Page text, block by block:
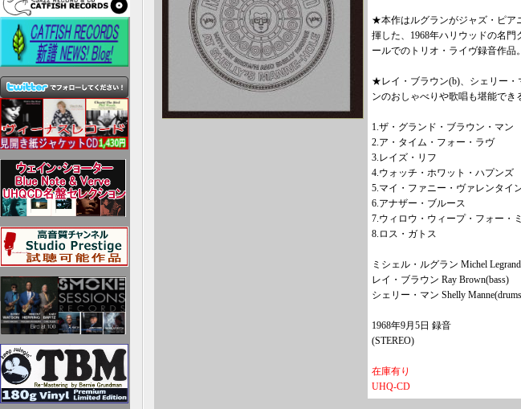
★本作はルグランがジャズ・ピア
揮した、1968年ハリウッドの名
ールでのトリオ・ライヴ録音作品。
★レイ・ブラウン(b)、シェリー・
ンのおしゃべりや歌唱も堪能でき
1.ザ・グランド・ブラウン・マン
2.ア・タイム・フォー・ラヴ
3.レイズ・リフ
4.ウォッチ・ホワット・ハプンズ
5.マイ・ファニー・ヴァレンタイ
6.アナザー・ブルース
7.ウィロウ・ウィープ・フォー・
8.ロス・ガトス
ミシェル・ルグラン Michel
レイ・ブラウン Ray Brown(bass)
シェリー・マン Shelly
1968年9月5日 録音
(STEREO)
在庫有り
UHQ-CD